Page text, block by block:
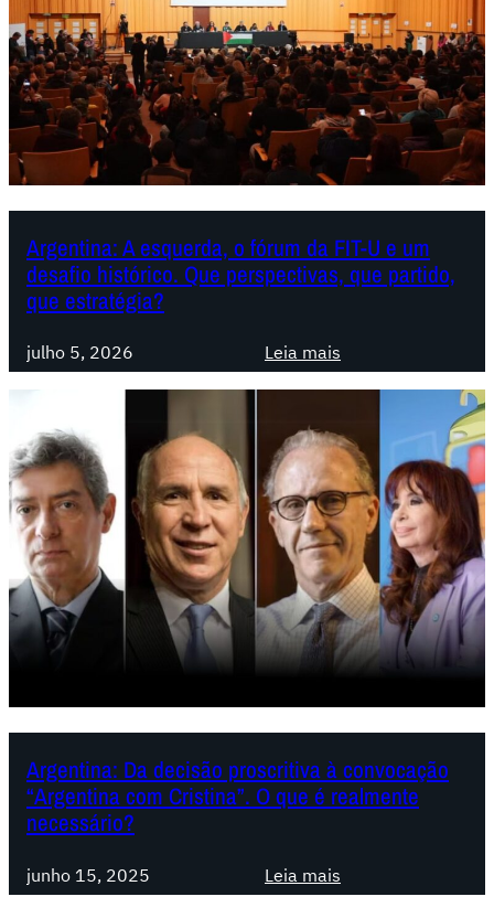
Argentina: A esquerda, o fórum da FIT-U e um
desafio histórico. Que perspectivas, que partido,
que estratégia?
julho 5, 2026 Leia mais
A
g
e
n
t
i
n
a
:
A
s
q
u
e
Argentina: Da decisão proscritiva à convocação
“Argentina com Cristina”. O que é realmente
necessário?
junho 15, 2025 Leia mais
A